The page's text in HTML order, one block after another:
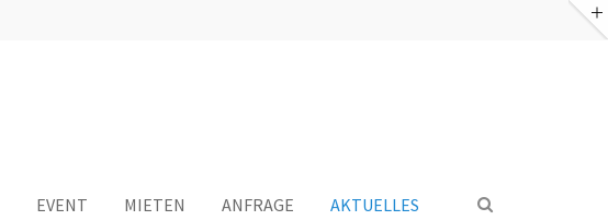
EVENT MIETEN ANFRAGE AKTUELLES